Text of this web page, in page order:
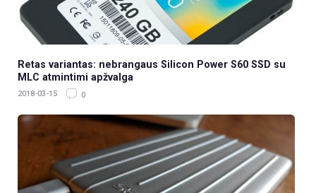
ŽAIDIMAI
Retas variantas: nebrangaus Silicon Power S60 SSD su
MLC atmintimi apžvalga
2018-03-15 0